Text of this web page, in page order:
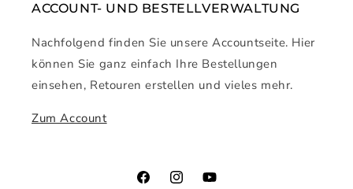
ACCOUNT- UND BESTELLVERWALTUNG
Nachfolgend finden Sie unsere Accountseite. Hier
können Sie ganz einfach Ihre Bestellungen
einsehen, Retouren erstellen und vieles mehr.
Zum Account
FacebookInstagramYouTube